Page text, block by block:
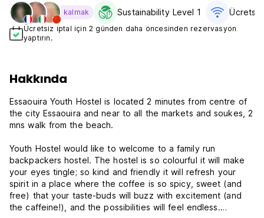
kalmak Sustainability Level 1 Ücretsiz
Ücretsiz iptal için 2 günden daha öncesinden rezervasyon
yaptırın.
Hakkında
Essaouira Youth Hostel is located 2 minutes from centre of
the city Essaouira and near to all the markets and soukes, 2
mns walk from the beach.
Youth Hostel would like to welcome to a family run
backpackers hostel. The hostel is so colourful it will make
your eyes tingle; so kind and friendly it will refresh your
spirit in a place where the coffee is so spicy, sweet (and
free) that your taste-buds will buzz with excitement (and
the caffeine!), and the possibilities will feel endless.